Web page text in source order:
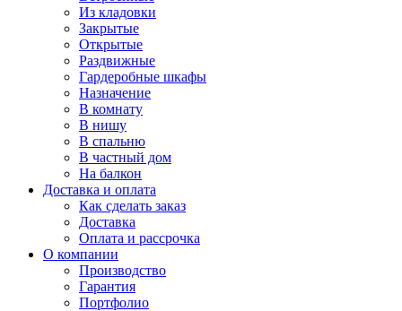
Из кладовки
Закрытые
Открытые
Раздвижные
Гардеробные шкафы
Назначение
В комнату
В нишу
В спальню
В частный дом
На балкон
Доставка и оплата
Как сделать заказ
Доставка
Оплата и рассрочка
О компании
Производство
Гарантия
Портфолио